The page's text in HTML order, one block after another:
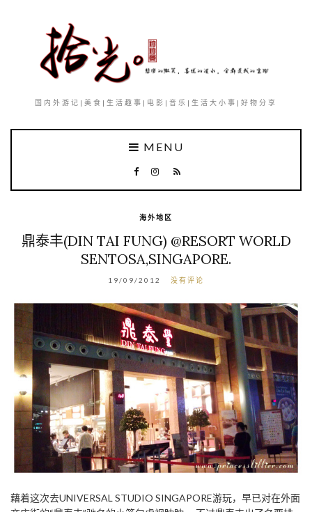
国内外游记|美食|生活趣事|电影|音乐|生活大小事|好物分享
MENU
海外地区
鼎泰丰(DIN TAI FUNG) @RESORT WORLD
SENTOSA,SINGAPORE.
19/09/2012 没有评论
藉着这次去UNIVERSAL STUDIO SINGAPORE游玩，早已对在外面